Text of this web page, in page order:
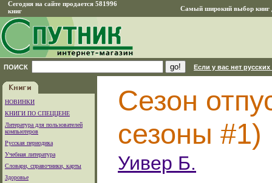
Сегодня на сайте продается 581996
книг
Самый широкий выбор книг
ПОИСК Если у вас нет
НОВИНКИ
КНИГИ ПО СПЕЦЦЕНЕ
Литература для пользователей
компьютеров
Русская периодика
Учебная литература
Словари, справочники, карты
Здоровье
Сезон
сезоны #1)
Уивер Б.